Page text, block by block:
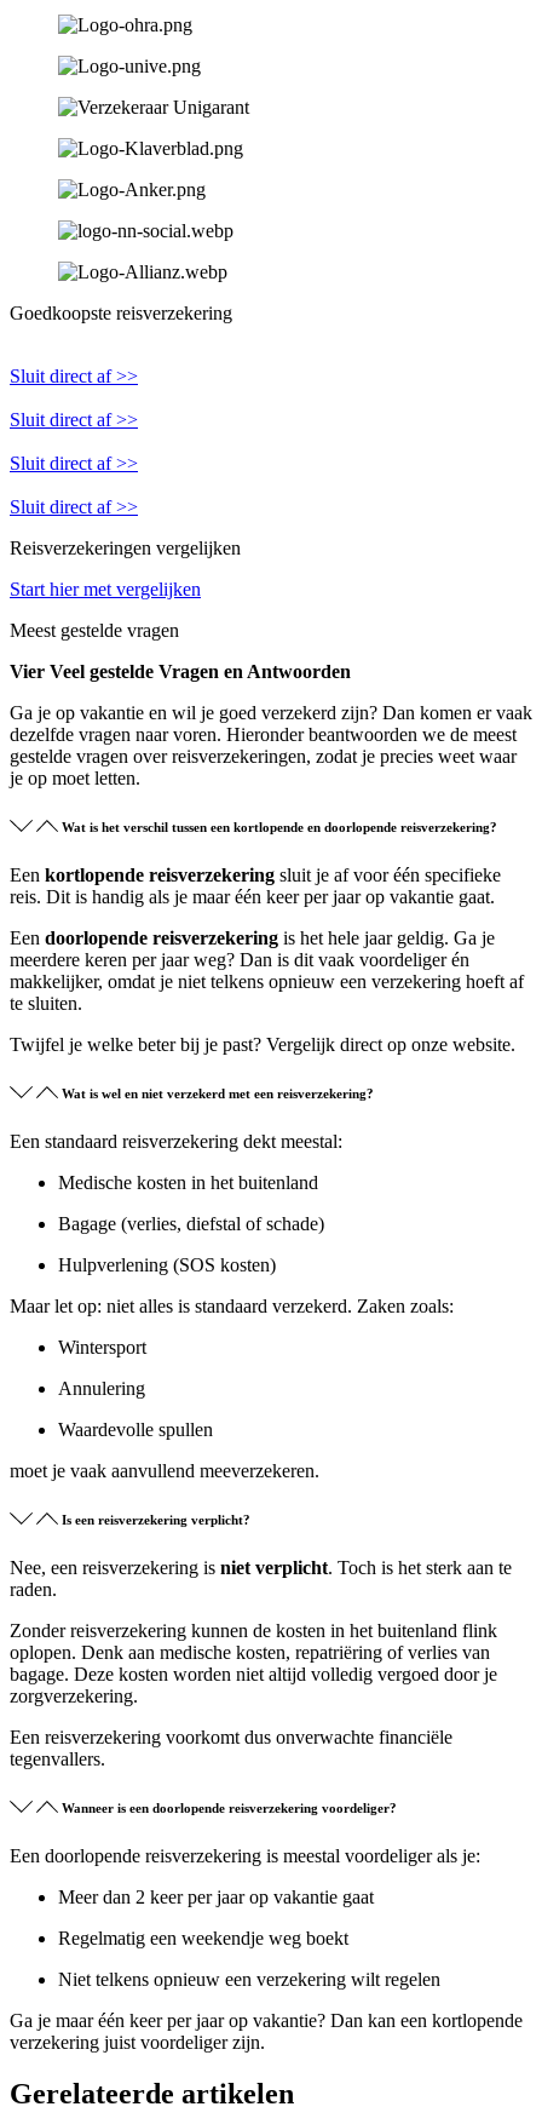
Goedkoopste reisverzekering
Sluit direct af >>
Sluit direct af >>
Sluit direct af >>
Sluit direct af >>
Reisverzekeringen vergelijken
Start hier met vergelijken
Meest gestelde vragen
Vier Veel gestelde Vragen en Antwoorden
Ga je op vakantie en wil je goed verzekerd zijn? Dan komen er vaak
dezelfde vragen naar voren. Hieronder beantwoorden we de meest
gestelde vragen over reisverzekeringen, zodat je precies weet waar
je op moet letten.
Wat is het verschil tussen een kortlopende en doorlopende reisverzekering?
Een kortlopende reisverzekering sluit je af voor één specifieke
reis. Dit is handig als je maar één keer per jaar op vakantie gaat.
Een doorlopende reisverzekering is het hele jaar geldig. Ga je
meerdere keren per jaar weg? Dan is dit vaak voordeliger én
makkelijker, omdat je niet telkens opnieuw een verzekering hoeft af
te sluiten.
Twijfel je welke beter bij je past? Vergelijk direct op onze website.
Wat is wel en niet verzekerd met een reisverzekering?
Een standaard reisverzekering dekt meestal:
Medische kosten in het buitenland
Bagage (verlies, diefstal of schade)
Hulpverlening (SOS kosten)
Maar let op: niet alles is standaard verzekerd. Zaken zoals:
Wintersport
Annulering
Waardevolle spullen
moet je vaak aanvullend meeverzekeren.
Is een reisverzekering verplicht?
Nee, een reisverzekering is niet verplicht. Toch is het sterk aan te
raden.
Zonder reisverzekering kunnen de kosten in het buitenland flink
oplopen. Denk aan medische kosten, repatriëring of verlies van
bagage. Deze kosten worden niet altijd volledig vergoed door je
zorgverzekering.
Een reisverzekering voorkomt dus onverwachte financiële
tegenvallers.
Wanneer is een doorlopende reisverzekering voordeliger?
Een doorlopende reisverzekering is meestal voordeliger als je:
Meer dan 2 keer per jaar op vakantie gaat
Regelmatig een weekendje weg boekt
Niet telkens opnieuw een verzekering wilt regelen
Ga je maar één keer per jaar op vakantie? Dan kan een kortlopende
verzekering juist voordeliger zijn.
Gerelateerde artikelen